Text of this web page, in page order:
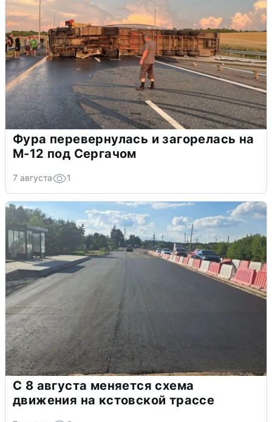
Фура перевернулась и загорелась на
М-12 под Сергачом
7 августа 1
С 8 августа меняется схема
движения на кстовской трассе